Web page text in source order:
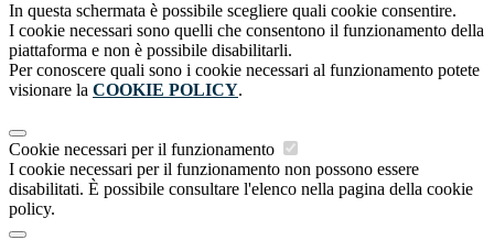
In questa schermata è possibile scegliere quali cookie consentire.
I cookie necessari sono quelli che consentono il funzionamento della
piattaforma e non è possibile disabilitarli.
Per conoscere quali sono i cookie necessari al funzionamento potete
visionare la COOKIE POLICY.
Cookie necessari per il funzionamento
I cookie necessari per il funzionamento non possono essere
disabilitati. È possibile consultare l'elenco nella pagina della cookie
policy.